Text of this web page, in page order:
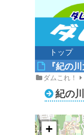
トップ
『紀の
ダムこれ！
紀の